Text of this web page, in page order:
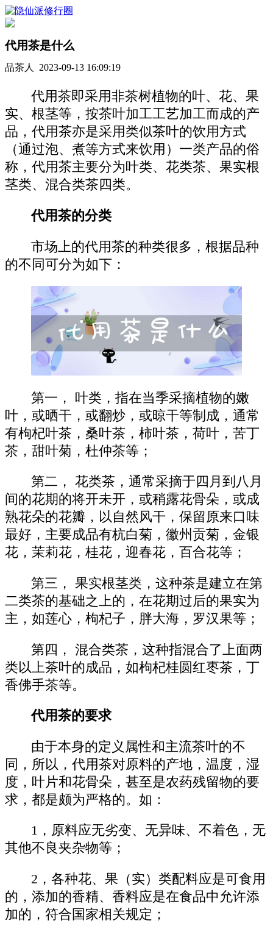
代用茶是什么
品茶人 2023-09-13 16:09:19
代用茶即采用非茶树植物的叶、花、果
实、根茎等，按茶叶加工工艺加工而成的产
品，代用茶亦是采用类似茶叶的饮用方式
（通过泡、煮等方式来饮用）一类产品的俗
称，代用茶主要分为叶类、花类茶、果实根
茎类、混合类茶四类。
代用茶的分类
市场上的代用茶的种类很多，根据品种
的不同可分为如下：
第一， 叶类，指在当季采摘植物的嫩
叶，或晒干，或翻炒，或晾干等制成，通常
有枸杞叶茶，桑叶茶，柿叶茶，荷叶，苦丁
茶，甜叶菊，杜仲茶等；
第二， 花类茶，通常采摘于四月到八月
间的花期的将开未开，或稍露花骨朵，或成
熟花朵的花瓣，以自然风干，保留原来口味
最好，主要成品有杭白菊，徽州贡菊，金银
花，茉莉花，桂花，迎春花，百合花等；
第三， 果实根茎类，这种茶是建立在第
二类茶的基础之上的，在花期过后的果实为
主，如莲心，枸杞子，胖大海，罗汉果等；
第四， 混合类茶，这种指混合了上面两
类以上茶叶的成品，如枸杞桂圆红枣茶，丁
香佛手茶等。
代用茶的要求
由于本身的定义属性和主流茶叶的不
同，所以，代用茶对原料的产地，温度，湿
度，叶片和花骨朵，甚至是农药残留物的要
求，都是颇为严格的。如：
1，原料应无劣变、无异味、不着色，无
其他不良夹杂物等；
2，各种花、果（实）类配料应是可食用
的，添加的香精、香料应是在食品中允许添
加的，符合国家相关规定；